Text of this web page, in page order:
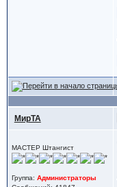
МирТА
МАСТЕР Штангист
Группа: Администраторы